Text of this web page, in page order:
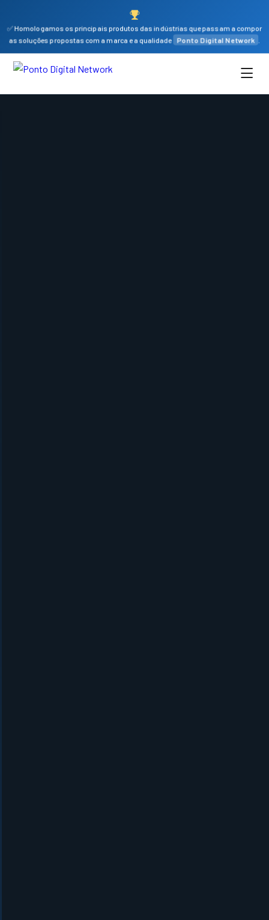
✅ Homologamos os principais produtos das indústrias que passam a compor
as soluções propostas com a marca e a qualidade Ponto Digital Network